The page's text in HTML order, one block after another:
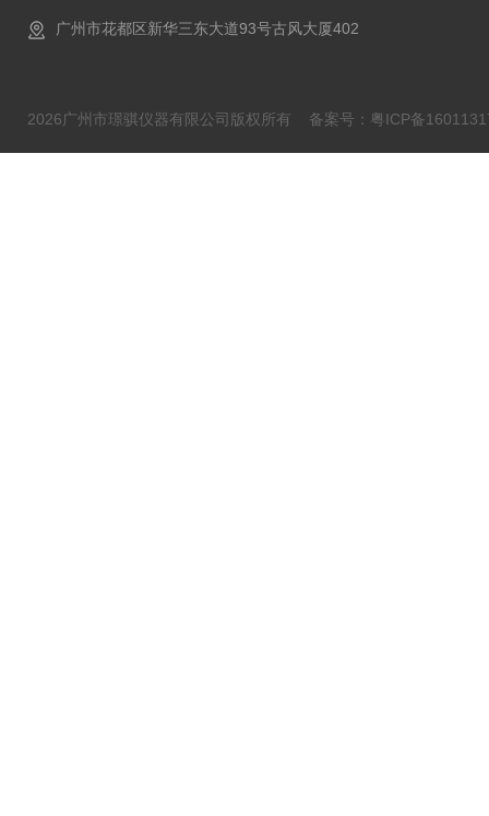
广州市花都区新华三东大道93号古风大厦402
2026广州市璟骐仪器有限公司版权所有 备案号：粤ICP备